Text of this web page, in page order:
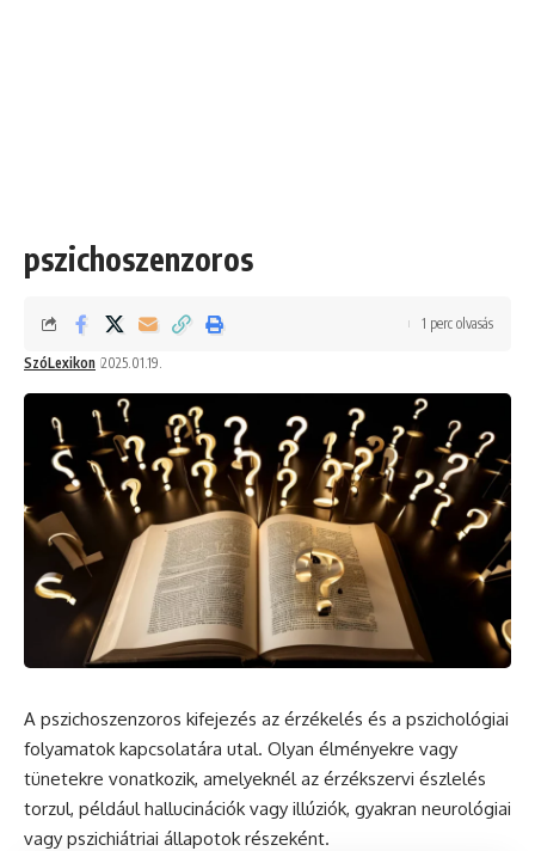
pszichoszenzoros
SzóLexikon 2025.01.19.
1 perc olvasás
A pszichoszenzoros kifejezés az érzékelés és a pszichológiai
folyamatok kapcsolatára utal. Olyan élményekre vagy
tünetekre vonatkozik, amelyeknél az érzékszervi észlelés
torzul, például hallucinációk vagy illúziók, gyakran neurológiai
vagy pszichiátriai állapotok részeként.